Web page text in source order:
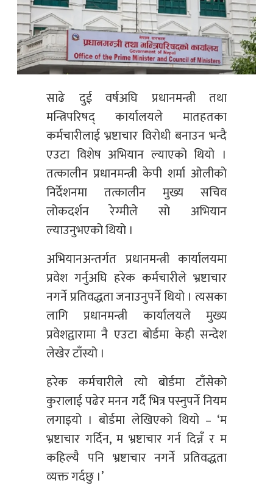
साढे दुई वर्षअघि प्रधानमन्त्री तथा
मन्त्रिपरिषद् कार्यालयले मातहतका
कर्मचारीलाई भ्रष्टाचार विरोधी बनाउन भन्दै
एउटा विशेष अभियान ल्याएको थियो ।
तत्कालीन प्रधानमन्त्री केपी शर्मा ओलीको
निर्देशनमा तत्कालीन मुख्य सचिव
लोकदर्शन रेग्मीले सो अभियान
ल्याउनुभएको थियो ।
अभियानअन्तर्गत प्रधानमन्त्री कार्यालयमा
प्रवेश गर्नुअघि हरेक कर्मचारीले भ्रष्टाचार
नगर्ने प्रतिवद्धता जनाउनुपर्ने थियो । त्यसका
लागि प्रधानमन्त्री कार्यालयले मुख्य
प्रवेशद्वारामा नै एउटा बोर्डमा केही सन्देश
लेखेर टाँस्यो ।
हरेक कर्मचारीले त्यो बोर्डमा टाँसेको
कुरालाई पढेर मनन गर्दै भित्र पस्नुपर्ने नियम
लगाइयो । बोर्डमा लेखिएको थियो – ‘म
भ्रष्टाचार गर्दिन, म भ्रष्टाचार गर्न दिन्नँ र म
कहिल्यै पनि भ्रष्टाचार नगर्ने प्रतिवद्धता
व्यक्त गर्दछु ।’